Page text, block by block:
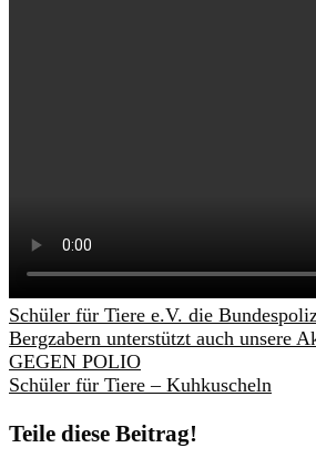
Schüler für Tiere e.V. die
Bergzabern unterstützt auch unsere
GEGEN POLIO
Schüler für Tiere – Kuhkuscheln
Teile diese Beitrag!